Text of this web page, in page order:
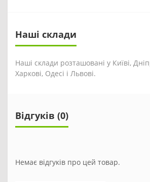
Наші склади
Наші склади розташовані у Київі,
Харкові, Одесі і Львові.
Відгуків (0)
Немає відгуків про цей товар.